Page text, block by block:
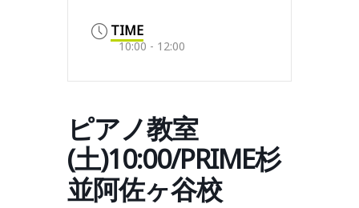
TIME
10:00 - 12:00
ピアノ教室
(土)10:00/PRIME杉
並阿佐ヶ谷校